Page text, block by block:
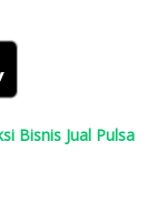
Bisnis Jual Pulsa